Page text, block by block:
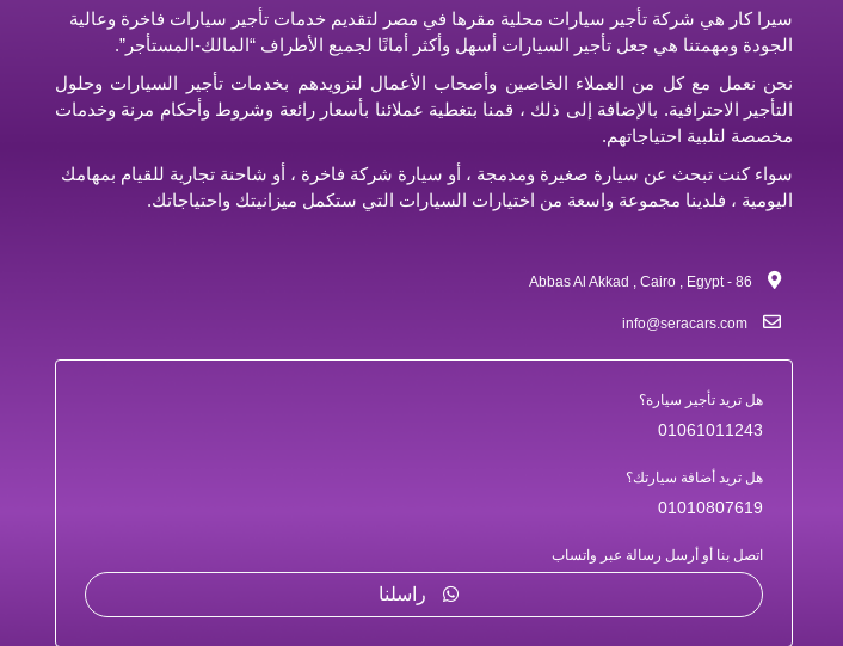
سيرا كار هي شركة تأجير سيارات محلية مقرها في مصر لتقديم خدمات تأجير سيارات فاخرة وعالية
الجودة ومهمتنا هي جعل تأجير السيارات أسهل وأكثر أمانًا لجميع الأطراف “المالك-المستأجر”.
نحن نعمل مع كل من العملاء الخاصين وأصحاب الأعمال لتزويدهم بخدمات تأجير السيارات وحلول
التأجير الاحترافية. بالإضافة إلى ذلك ، قمنا بتغطية عملائنا بأسعار رائعة وشروط وأحكام مرنة وخدمات
مخصصة لتلبية احتياجاتهم.
سواء كنت تبحث عن سيارة صغيرة ومدمجة ، أو سيارة شركة فاخرة ، أو شاحنة تجارية للقيام بمهامك
اليومية ، فلدينا مجموعة واسعة من اختيارات السيارات التي ستكمل ميزانيتك واحتياجاتك.
info@seracars.com
هل تريد تأجير سيارة؟
01061011243
هل تريد أضافة سيارتك؟
01010807619
اتصل بنا أو أرسل رسالة عبر واتساب
راسلنا